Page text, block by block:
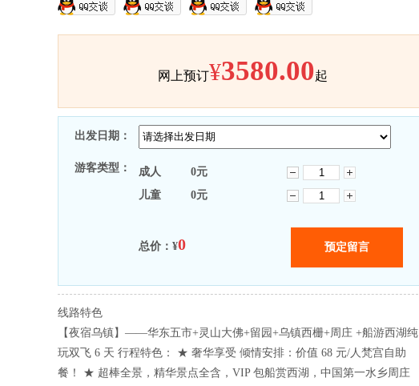
网上预订¥3580.00起
出发日期：
游客类型： 成人 0元
儿童
0元
总价：¥0
线路特色
【夜宿乌镇】——华东五市+灵山大佛+留园+乌镇西栅+周庄 +船游西湖纯
玩双飞 6 天 行程特色： ★ 奢华享受 倾情安排：价值 68 元/人梵宫自助
餐！ ★ 超棒全景，精华景点全含，VIP 包船赏西湖，中国第一水乡周庄